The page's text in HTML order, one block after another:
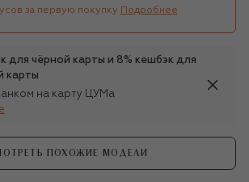
за первую покупку Подробнее
для чёрной карты и 8% кешбэк для
карты
на карту ЦУМа
ПОХОЖИЕ МОДЕЛИ